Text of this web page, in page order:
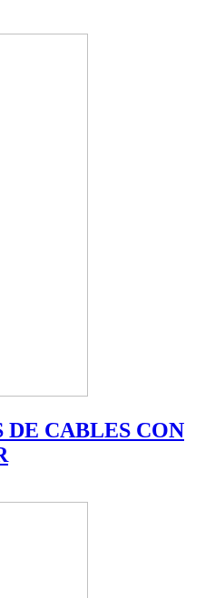
CABLES CON